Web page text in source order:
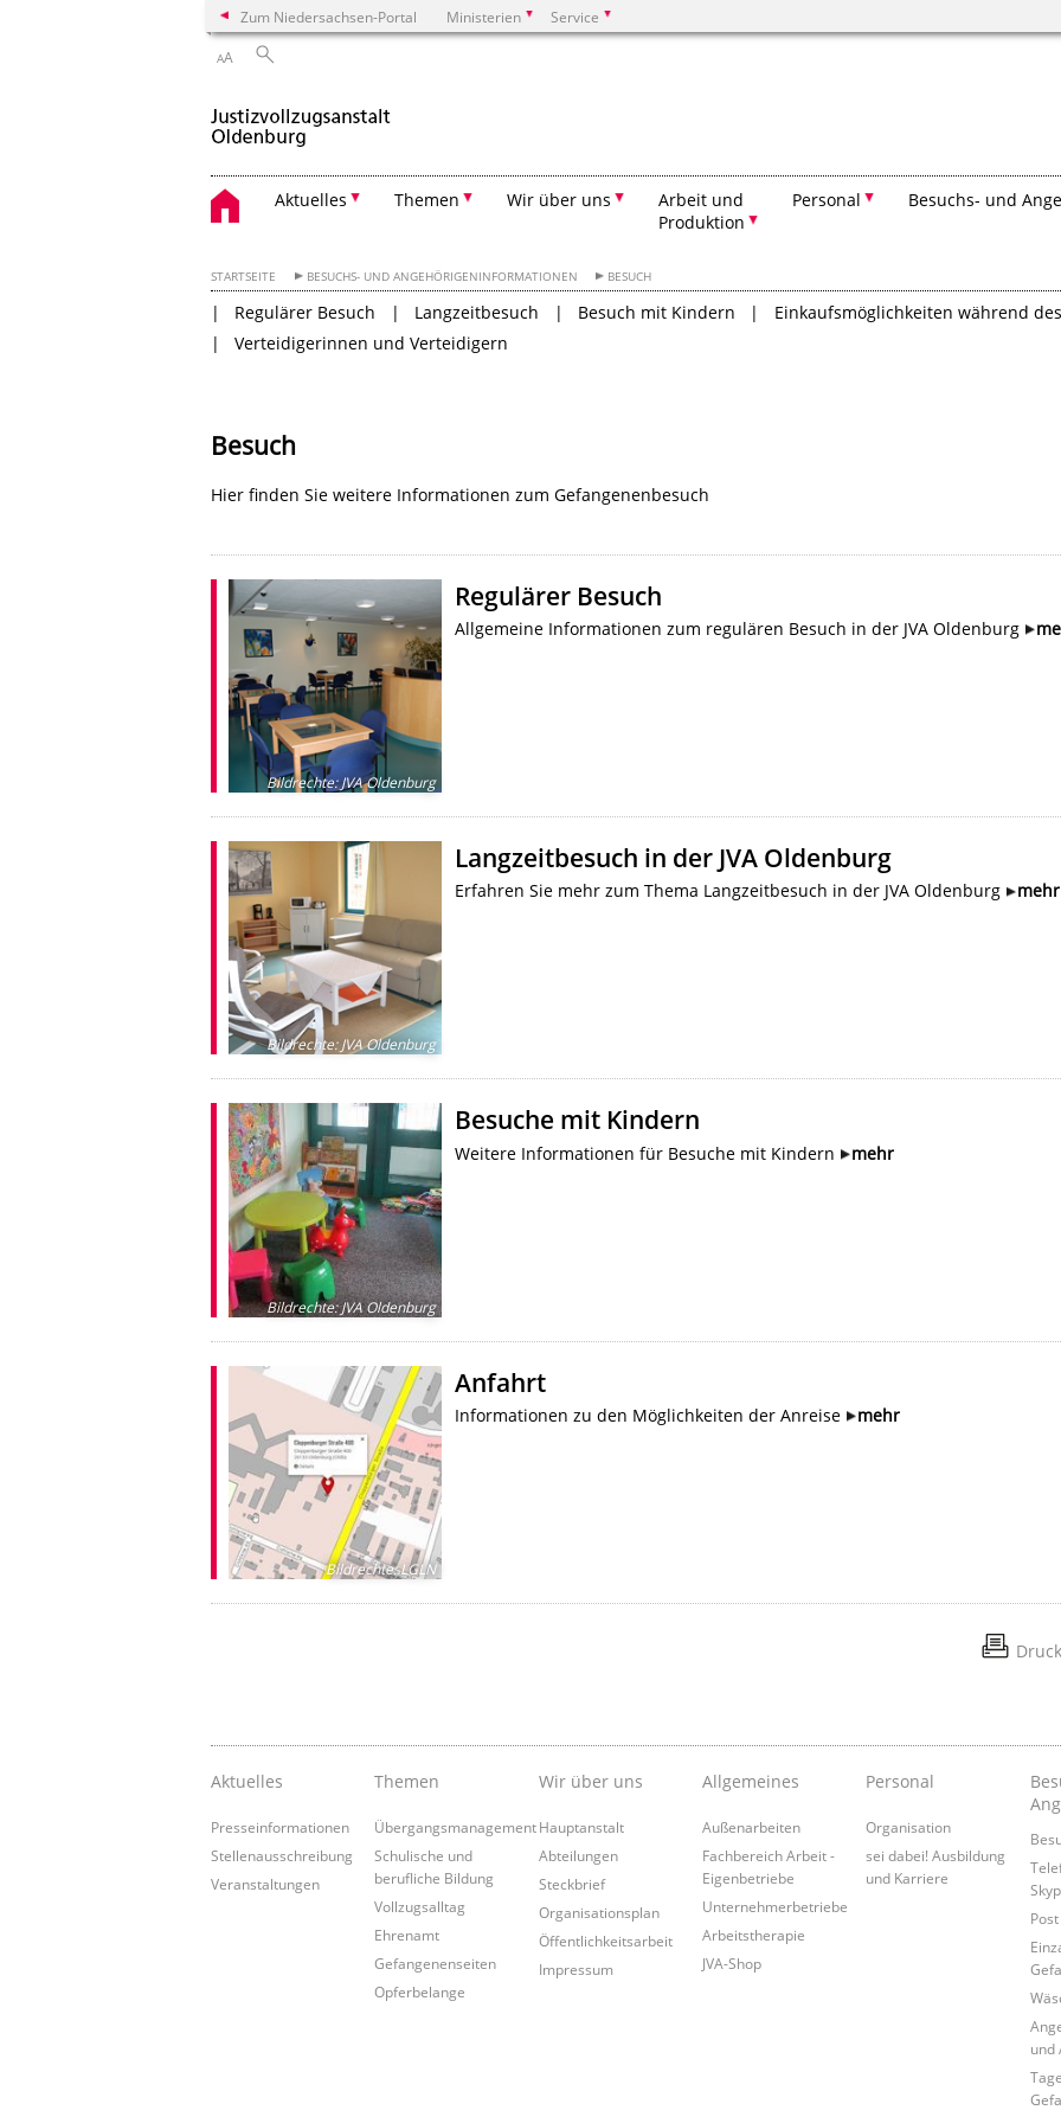
Zum Niedersachsen-Portal Ministerien Service
AA
Aktuelles Themen Wir über uns
Arbeit und
Produktion
Personal Besuchs- und
STARTSEITE BESUCHS- UND ANGEHÖRIGENINFORMATIONEN BESUCH
Regulärer Besuch Langzeitbesuch Besuch mit Kindern
Einkaufsmöglichkeiten während
Verteidigerinnen und Verteidigern
Besuch
Hier finden Sie weitere Informationen zum Gefangenenbesuch
Bildrechte:JVA Oldenburg
Regulärer Besuch
Allgemeine Informationen zum regulären Besuch in der JVA Oldenburg
Bildrechte:JVA Oldenburg
Langzeitbesuch in der JVA Oldenburg
Erfahren Sie mehr zum Thema Langzeitbesuch in der JVA Oldenburg mehr
Bildrechte:JVA Oldenburg
Besuche mit Kindern
Weitere Informationen für Besuche mit Kindern mehr
Bildrechte:LGLN
Anfahrt
Informationen zu den Möglichkeiten der Anreise mehr
Aktuelles
Presseinformationen
Stellenausschreibung
Veranstaltungen
Themen
Übergangsmanagement
Schulische und
berufliche Bildung
Vollzugsalltag
Ehrenamt
Gefangenenseiten
Opferbelange
Wir über uns
Hauptanstalt
Abteilungen
Steckbrief
Organisationsplan
Öffentlichkeitsarbeit
Impressum
Allgemeines
Außenarbeiten
Fachbereich Arbeit -
Eigenbetriebe
Unternehmerbetriebe
Arbeitstherapie
JVA-Shop
Personal
Organisation
sei dabei! Ausbildung
und Karriere
Post
und